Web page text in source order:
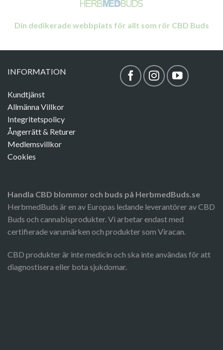
Din dedikerade webbplats för allt som rör CBD Buds
INFORMATION
Kundtjänst
Allmänna Villkor
Integritetspolicy
Ångerrätt & Returer
Medlemsvillkor
Cookies
Handla CBD blommor och buds på HerbmedBuds.se
HerbmedBuds är en av Europas ledande leverantörer av CBD
Buds och cannabisprodukter. Vi arbetar endast med
certifierade varumärken och produkter som Viracan.
CBD produkter är inte medicin och ska inte användas för att
diagnostisera eller bota sjukdomar.